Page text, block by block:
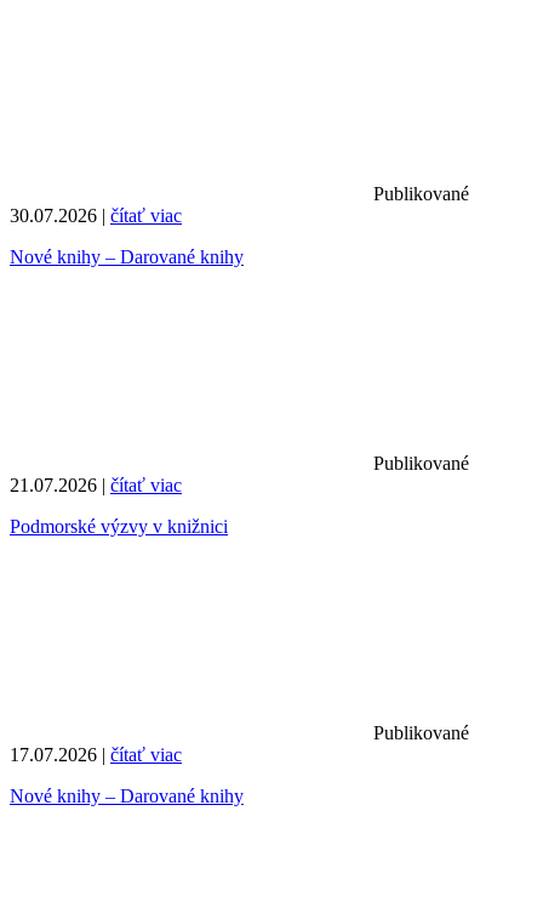
Publikované
30.07.2026 | čítať viac
Nové knihy – Darované knihy
Publikované
21.07.2026 | čítať viac
Podmorské výzvy v knižnici
Publikované
17.07.2026 | čítať viac
Nové knihy – Darované knihy